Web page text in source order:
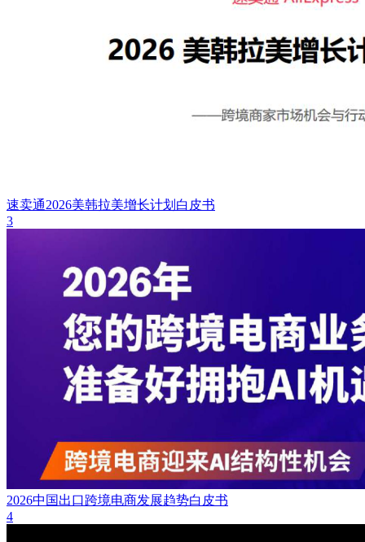
速卖通2026美韩拉美增长计划白皮书
3
2026中国出口跨境电商发展趋势白皮书
4